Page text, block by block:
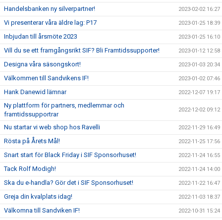
Handelsbanken ny silverpartner! 2023-02-02 16:27
Vi presenterar våra äldre lag: P17 2023-01-25 18:39
Inbjudan till årsmöte 2023 2023-01-25 16:10
Vill du se ett framgångsrikt SIF? Bli Framtidssupporter! 2023-01-12 12:58
Designa våra säsongskort! 2023-01-03 20:34
Välkommen till Sandvikens IF! 2023-01-02 07:46
Hank Danewid lämnar 2022-12-07 19:17
Ny plattform för partners, medlemmar och
framtidssupportrar
2022-12-02 09:12
Nu startar vi web shop hos Ravelli 2022-11-29 16:49
Rösta på Årets Mål! 2022-11-25 17:56
Snart start för Black Friday i SIF Sponsorhuset! 2022-11-24 16:55
Tack Rolf Modigh! 2022-11-24 14:00
Ska du e-handla? Gör det i SIF Sponsorhuset! 2022-11-22 16:47
Greja din kvalplats idag! 2022-11-03 18:37
Välkomna till Sandviken IF! 2022-10-31 15:24